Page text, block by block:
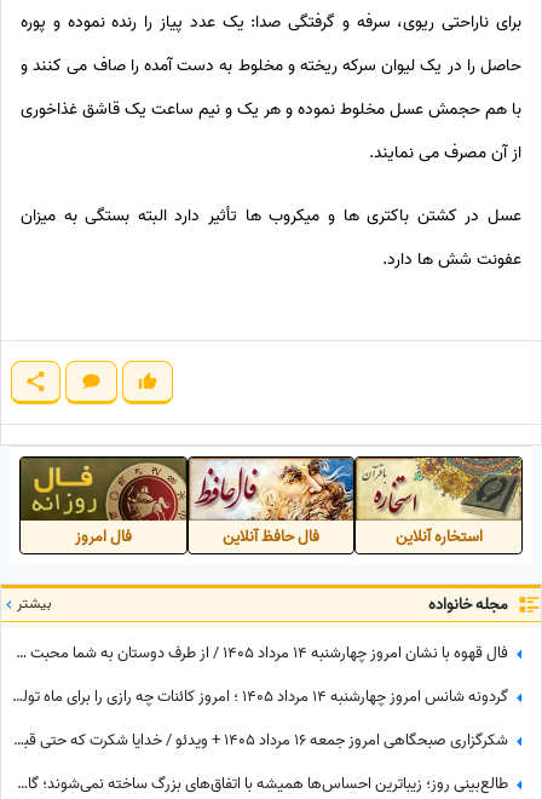
برای ناراحتی ریوی، سرفه و گرفتگی صدا: یک عدد پیاز را رنده نموده و پوره
حاصل را در یک لیوان سرکه ریخته و مخلوط به دست آمده را صاف می کنند و
با هم حجمش عسل مخلوط نموده و هر یک و نیم ساعت یک قاشق غذاخوری
از آن مصرف می نمایند.
عسل در کشتن باکتری ها و میکروب ها تأثیر دارد البته بستگی به میزان
عفونت شش ها دارد.
استخاره آنلاین فال حافظ آنلاین فال امروز
مجله خانواده بیشتر
فال قهوه با نشان امروز چهارشنبه 14 مرداد 1405 / از طرف دوستان به شما محبت می‌شود و هدیه گرانبهایی دریافت خواهید کرد
گردونه شانس امروز چهارشنبه 14 مرداد 1405 ؛ امروز کائنات چه رازی را برای ماه تولد تو فاش کرده؟
شکرگزاری صبحگاهی امروز جمعه 16 مرداد 1405 + ویدئو / خدایا شکرت که حتی قبل از رسیدن آرزوهایم، آرامشِ ایمان به اجابت را در دلم قرار دادی
طالع‌بینی روز؛ زیباترین احساس‌ها همیشه با اتفاق‌های بزرگ ساخته نمی‌شوند؛ گاهی یک نگاه یا یک توجه کوتاه می‌تواند یک روز معمولی را به خاطره‌ای خاص تبدیل کند / پنج‌شنبه 15 مرداد 1405